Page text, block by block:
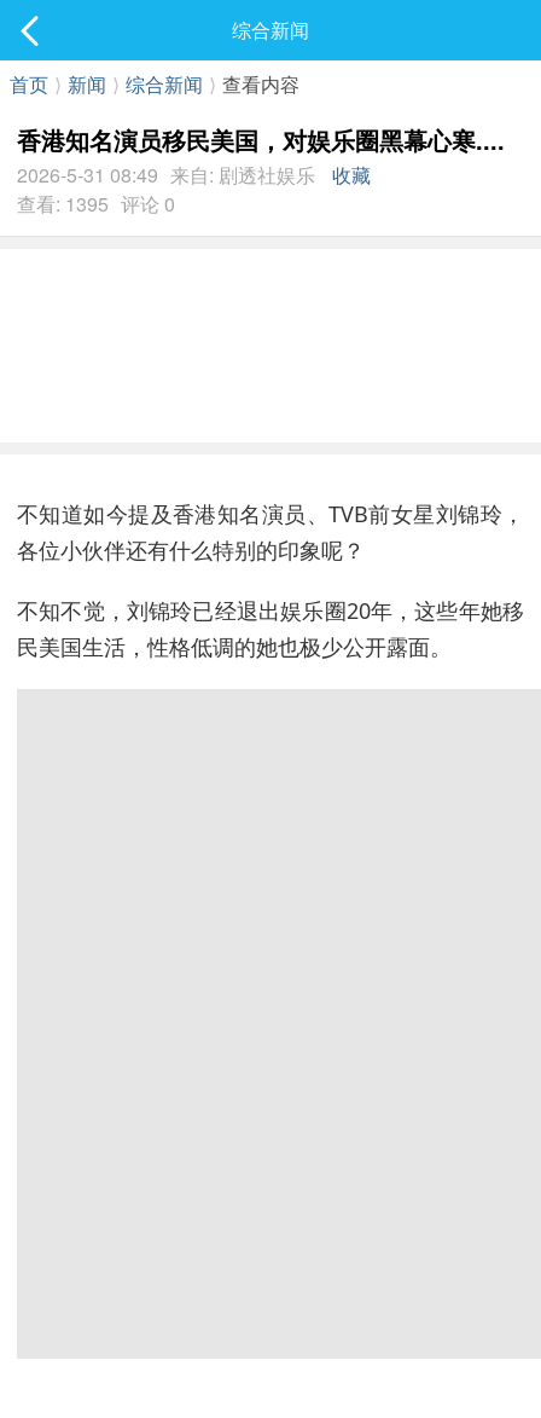
最新发表
综合新闻
首页 ⟩ 新闻 ⟩ 综合新闻 ⟩ 查看内容
香港知名演员移民美国，对娱乐圈黑幕心寒....
2026-5-31 08:49 来自: 剧透社娱乐
收藏
查看: 1395 评论 0
不知道如今提及香港知名演员、TVB前女星刘锦玲，
各位小伙伴还有什么特别的印象呢？
不知不觉，刘锦玲已经退出娱乐圈20年，这些年她移
民美国生活，性格低调的她也极少公开露面。